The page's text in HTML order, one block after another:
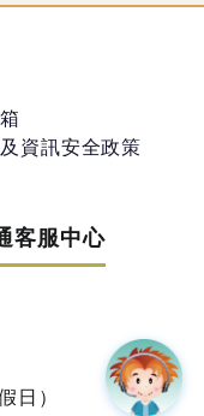
資訊安全政策
客服中心
日）